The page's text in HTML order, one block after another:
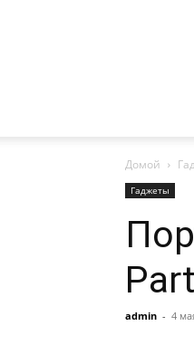
Домой
Гаджеты
admin - 4